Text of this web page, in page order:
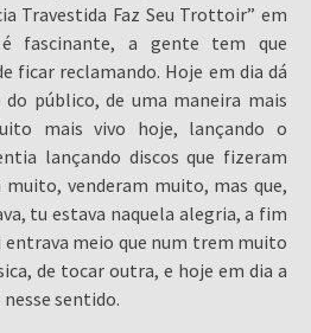
Travestida Faz Seu Trottoir” em
fascinante, a gente tem que
ficar reclamando. Hoje em dia dá
público, de uma maneira mais
mais vivo hoje, lançando o
lançando discos que fizeram
venderam muito, mas que,
tu estava naquela alegria, a fim
meio que num trem muito
de tocar outra, e hoje em dia a
sentido.